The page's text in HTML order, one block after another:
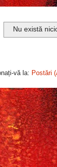
Nu există
vă la: Postări